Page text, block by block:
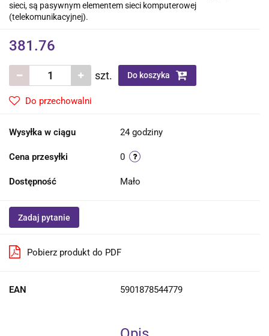
sieci, są pasywnym elementem sieci komputerowej
(telekomunikacyjnej).
381.76
szt. Do koszyka
Do przechowalni
Wysyłka w ciągu 24 godziny
Cena przesyłki 0
Dostępność Mało
Zadaj pytanie
Pobierz produkt do PDF
EAN 5901878544779